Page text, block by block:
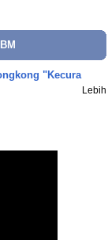
"Kecura
Lebih